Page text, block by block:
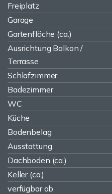
Freiplatz
Garage
Gartenfläche (ca.)
Ausrichtung Balkon /
Terrasse
Schlafzimmer
Badezimmer
WC
Küche
Bodenbelag
Ausstattung
Dachboden (ca.)
Keller (ca.)
verfügbar ab